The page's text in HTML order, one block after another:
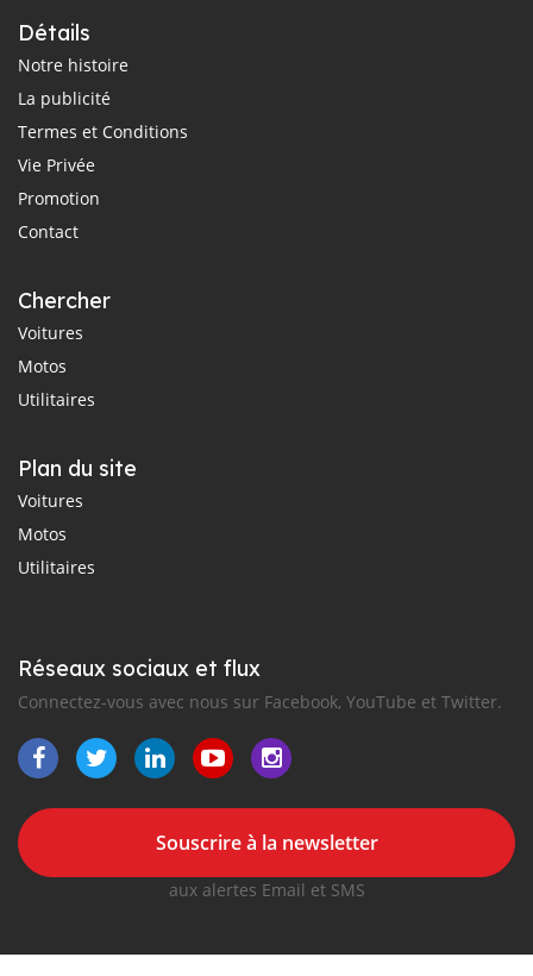
Détails
Notre histoire
La publicité
Termes et Conditions
Vie Privée
Promotion
Contact
Chercher
Voitures
Motos
Utilitaires
Plan du site
Voitures
Motos
Utilitaires
Réseaux sociaux et flux
Connectez-vous avec nous sur Facebook, YouTube et Twitter.
Souscrire à la newsletter
aux alertes Email et SMS